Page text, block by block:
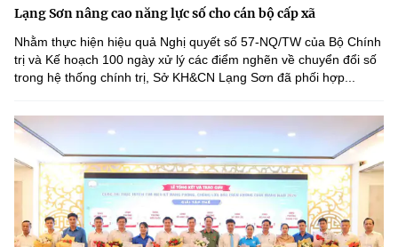
Lạng Sơn nâng cao năng lực số cho cán bộ cấp xã
Nhằm thực hiện hiệu quả Nghị quyết số 57-NQ/TW của Bộ Chính
trị và Kế hoạch 100 ngày xử lý các điểm nghẽn về chuyển đổi số
trong hệ thống chính trị, Sở KH&CN Lạng Sơn đã phối hợp...